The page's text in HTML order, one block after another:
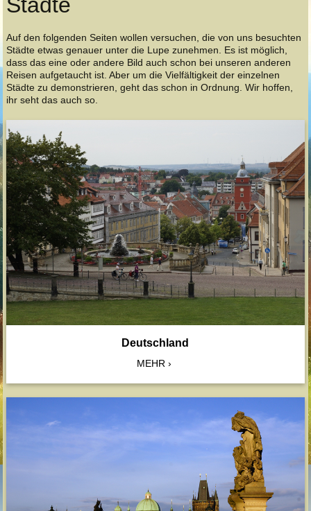
Auf den folgenden Seiten wollen versuchen, die von uns besuchten
Städte etwas genauer unter die Lupe zunehmen. Es ist möglich,
dass das eine oder andere Bild auch schon bei unseren anderen
Reisen aufgetaucht ist. Aber um die Vielfältigkeit der einzelnen
Städte zu demonstrieren, geht das schon in Ordnung. Wir hoffen,
ihr seht das auch so.
Deutschland
MEHR